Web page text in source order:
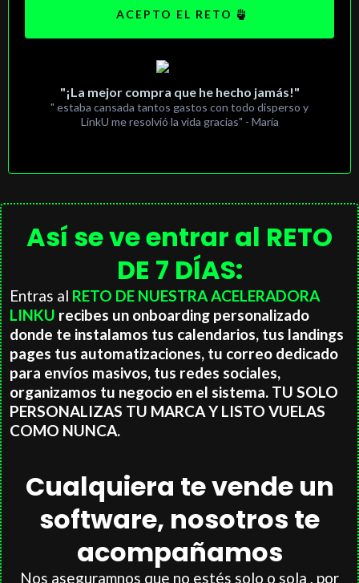
ACEPTO EL RETO
"¡La mejor compra que he hecho jamás!"
" estaba cansada tantos gastos con todo disperso y
LinkU me resolvió la vida gracias" - María
Así se ve entrar al RETO
DE 7 DÍAS:
Entras al RETO DE NUESTRA ACELERADORA
LINKU recibes un onboarding personalizado
donde te instalamos tus calendarios, tus landings
pages tus automatizaciones, tu correo dedicado
para envíos masivos, tus redes sociales,
organizamos tu negocio en el sistema. TU SOLO
PERSONALIZAS TU MARCA Y LISTO VUELAS
COMO NUNCA.
Cualquiera te vende un
software, nosotros te
acompañamos
Nos aseguramnos que no estés solo o sola , por